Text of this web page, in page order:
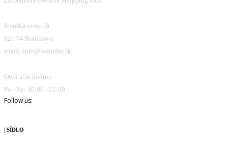
Ivanská cesta 16
821 04 Bratislava
email: info@leonidas.sk
Otváracie hodiny:
Po - Ne: 10:00 - 21:00
Follow us:
| SÍDLO